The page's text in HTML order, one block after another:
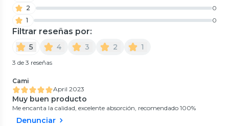
2
0
1
0
Filtrar reseñas por:
5 4 3 2 1
3 de 3 reseñas
Cami
April 2023
Muy buen producto
Me encanta la calidad, excelente absorción, recomendado 100%
Denunciar